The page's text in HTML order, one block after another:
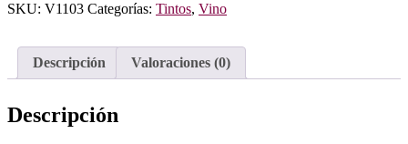
2016
SKU: V1103 Categorías: Tintos, Vino
Descripción Valoraciones (0)
Descripción